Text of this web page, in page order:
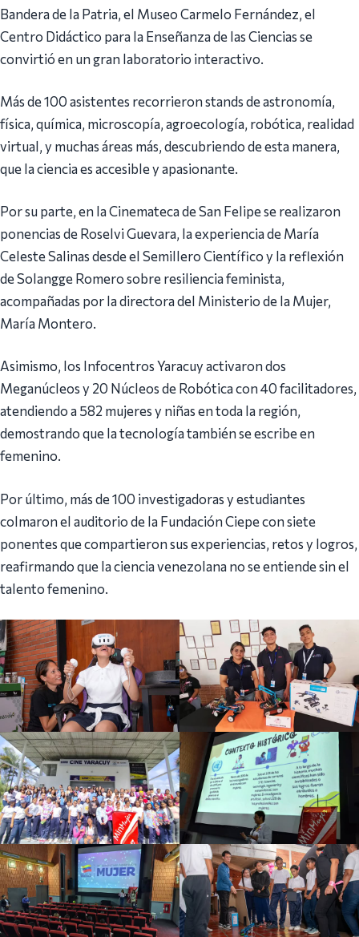
Bandera de la Patria, el Museo Carmelo Fernández, el
Centro Didáctico para la Enseñanza de las Ciencias se
convirtió en un gran laboratorio interactivo.
Más de 100 asistentes recorrieron stands de astronomía,
física, química, microscopía, agroecología, robótica, realidad
virtual, y muchas áreas más, descubriendo de esta manera,
que la ciencia es accesible y apasionante.
Por su parte, en la Cinemateca de San Felipe se realizaron
ponencias de Roselvi Guevara, la experiencia de María
Celeste Salinas desde el Semillero Científico y la reflexión
de Solangge Romero sobre resiliencia feminista,
acompañadas por la directora del Ministerio de la Mujer,
María Montero.
Asimismo, los Infocentros Yaracuy activaron dos
Meganúcleos y 20 Núcleos de Robótica con 40 facilitadores,
atendiendo a 582 mujeres y niñas en toda la región,
demostrando que la tecnología también se escribe en
femenino.
Por último, más de 100 investigadoras y estudiantes
colmaron el auditorio de la Fundación Ciepe con siete
ponentes que compartieron sus experiencias, retos y logros,
reafirmando que la ciencia venezolana no se entiende sin el
talento femenino.